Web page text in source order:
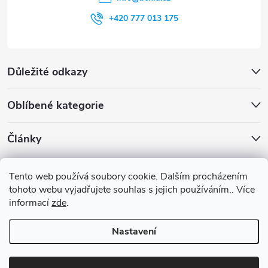
Tento web používá soubory cookie. Dalším procházením
tohoto webu vyjadřujete souhlas s jejich používáním.. Více
informacízde.
Nastavení
Důležité odkazy
Oblíbené kategorie
Články
+420 777 013 175
Copyright 2026Benia.cz. Všechna práva vyhrazena.Upravit nastavení
cookies